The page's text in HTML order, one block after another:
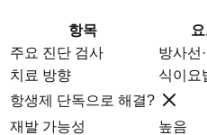
항목
주요 진단 검사
방사선
치료 방향
식이요
항생제 단독으로 해결?
재발 가능성
높음